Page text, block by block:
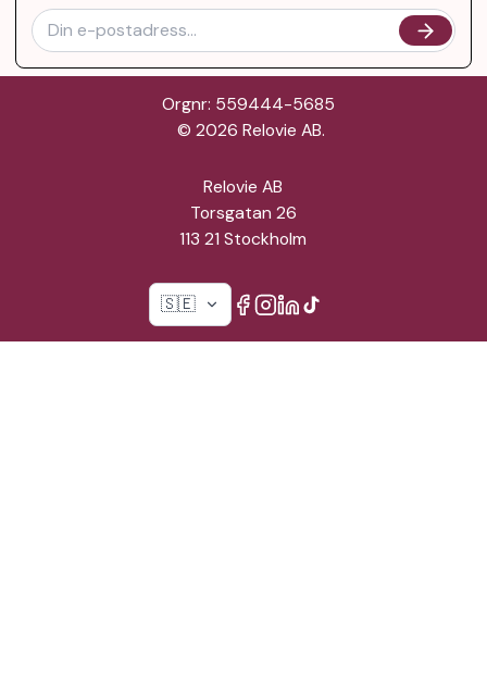
Orgnr: 559444-5685
© 2026 Relovie AB.
Relovie AB
Torsgatan 26
113 21 Stockholm
🇸🇪